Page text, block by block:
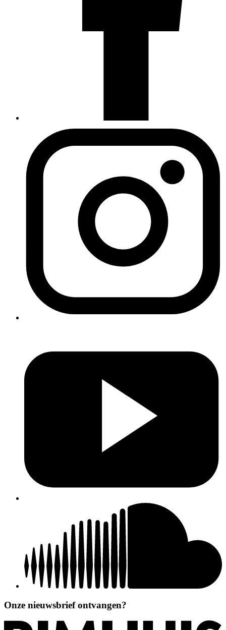
Onze nieuwsbrief ontvangen?